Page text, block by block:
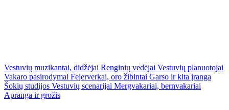
Vestuvių muzikantai, didžėjai Renginių vedėjai Vestuvių planuotojai
Vakaro pasirodymai Fejerverkai, oro žibintai Garso ir kita įranga
Šokių studijos Vestuvių scenarijai Mergvakariai, bernvakariai
Apranga ir grožis